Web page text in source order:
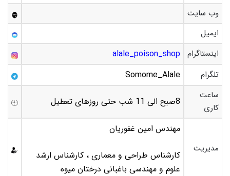
وب سایت
ایمیل
اینستاگرام alale_poison_shop
تلگرام Somome_Alale
ساعت
کاری
8صبح الی 11 شب حتی روزهای تعطیل
مدیریت
مهندس امین غفوریان
کارشناس طراحی و معماری ، کارشناس ارشد
علوم و مهندسی باغبانی درختان میوه